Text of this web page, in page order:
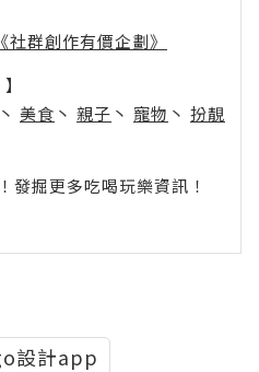
社群創作有價企劃》
丶 美食 丶 親子 丶 寵物 丶 扮靚
掘更多吃喝玩樂資訊！
設計app